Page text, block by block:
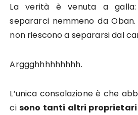
La verità è venuta a
separarci nemmeno da
non riescono a separarsi dal
Arggghhhhhhhhh.
L’unica consolazione è che
ci sono tanti altri proprietari